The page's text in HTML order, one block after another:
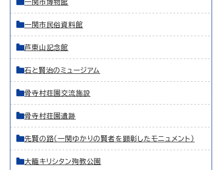
一関市博物館
一関市民俗資料館
芦東山記念館
石と賢治のミュージアム
骨寺村荘園交流施設
骨寺村荘園遺跡
先賢の路（一関ゆかりの賢者を顕彰したモニュメント）
大籠キリシタン殉教公園